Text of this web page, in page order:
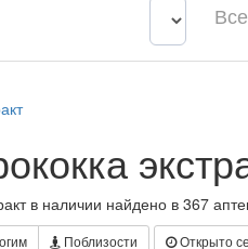
в наличии найдено в 367
Поблизости Открыто